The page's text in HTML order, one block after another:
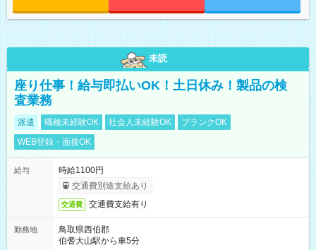
未読
座り仕事！給与即払いOK！土日休み！製品の検
査業務
派遣 職種未経験OK 社会人未経験OK
ブランクOK
WEB登録・面接OK
給与
時給1100円
交通費別途支給あり
交通費 交通費支給有り
勤務地
鳥取県西伯郡
伯耆大山駅から車5分